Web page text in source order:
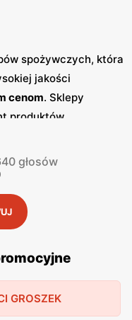
spożywczych, która
jakości
cenom. Sklepy
produktów
i warzywa, pieczywo,
użytku. Klienci
Jednym z
oferty oraz
klienci mogą
zarówno w formie
głosów
GROSZEK